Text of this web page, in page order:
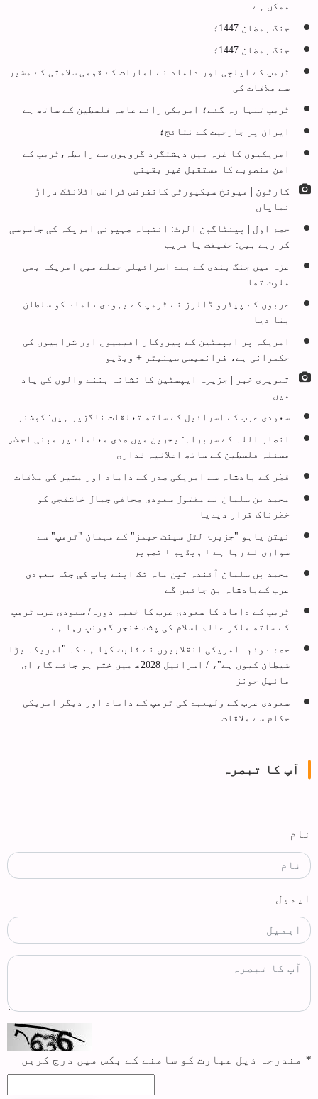
ممکن ہے
جنگ رمضان 1447؛
جنگ رمضان 1447؛
ٹرمپ کے ایلچی اور داماد نے امارات کے قومی سلامتی کے مشیر
سے ملاقات کی
ٹرمپ تنہا رہ گئے؛ امریکی رائے عامہ فلسطین کے ساتھ ہے
ایران پر جارحیت کے نتائج؛
امریکیوں کا غزہ میں دہشتگرد گروہوں سے رابطہ،ٹرمپ کے
امن منصوبے کا مستقبل غیر یقینی
کارٹون | میونخ سیکیورٹی کانفرنس ٹرانس اٹلانٹک دراڑ
نمایاں
حصۂ اول | پینٹاگون الرٹ: انتباہ صہیونی امریکہ کی جاسوسی
کر رہے ہیں: حقیقت یا فریب
غزہ میں جنگ بندی کے بعد اسرائیلی حملے میں امریکہ بھی
ملوث تھا
عربوں کے پیٹرو ڈالرز نے ٹرمپ کے یہودی داماد کو سلطان
بنا دیا
امریکہ پر ایپسٹین کے پیروکار افیمیوں اور شرابیوں کی
حکمرانی ہے، فرانسیسی سینیٹر + ویڈیو
تصویری خبر | جزیرہ ایپسٹین کا نشانہ بننے والوں کی یاد
میں
سعودی عرب کے اسرائیل کے ساتھ تعلقات ناگزیر ہیں: کوشنر
انصار اللہ کے سربراہ: بحرین میں صدی معاملے پر مبنی اجلاس
مسئلہ فلسطین کے ساتھ اعلانیہ غداری
قطر کے بادشاہ سے امریکی صدر کے داماد اور مشیر کی ملاقات
محمد بن سلمان نے مقتول سعودی صحافی جمال خاشقجی کو
خطرناک قرار دیدیا
نیتن یاہو "جزیرۂ لٹل سینٹ جیمز" کے مہمان "ٹرمپ" سے
سواری لے رہا ہے + ویڈیو + تصویر
محمد بن سلمان آئندہ تین ماہ تک اپنے باپ کی جگہ سعودی
عرب کےبادشاہ بن جائیں گے
ٹرمپ کے داماد کا سعودی عرب کا خفیہ دورہ/ سعودی عرب ٹرمپ
کے ساتھ ملکر عالم اسلام کی پشت خنجر گھونپ رہا ہے
حصۂ دوئم | امریکی انقلابیوں نے ثابت کیا ہے کہ "امریکہ بڑا
شیطان کیوں ہے"، / اسرائیل 2028ع‍ میں ختم ہو جائے گا، ای
مائیل جونز
سعودی عرب کے ولیعہد کی ٹرمپ کے داماد اور دیگر امریکی
حکام سے ملاقات
آپ کا تبصرہ
نام
ایمیل
* مندرجہ ذیل عبارت کو سامنے کے بکس میں درج کریں